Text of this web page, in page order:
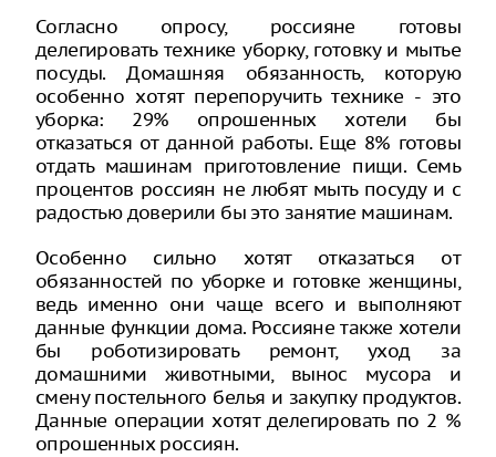
Согласно опросу, россияне готовы
делегировать технике уборку, готовку и мытье
посуды. Домашняя обязанность, которую
особенно хотят перепоручить технике - это
уборка: 29% опрошенных хотели бы
отказаться от данной работы. Еще 8% готовы
отдать машинам приготовление пищи. Семь
процентов россиян не любят мыть посуду и с
радостью доверили бы это занятие машинам.
Особенно сильно хотят отказаться от
обязанностей по уборке и готовке женщины,
ведь именно они чаще всего и выполняют
данные функции дома. Россияне также хотели
бы роботизировать ремонт, уход за
домашними животными, вынос мусора и
смену постельного белья и закупку продуктов.
Данные операции хотят делегировать по 2 %
опрошенных россиян.